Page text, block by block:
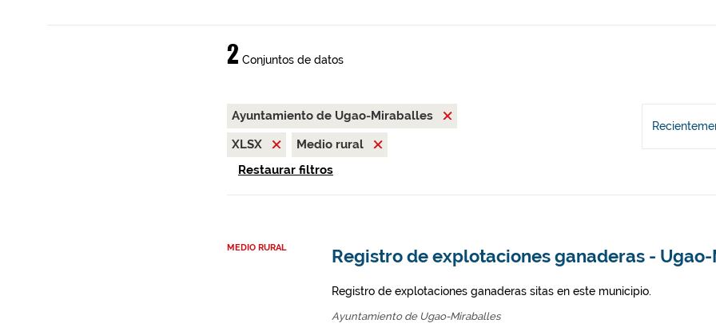
2 Conjuntos de datos
Ayuntamiento de Ugao-Miraballes
XLSX
Medio rural
Restaurar filtros
MEDIO RURAL Registro de explotaciones ganaderas -
Registro de explotaciones ganaderas sitas en este municipio.
Ayuntamiento de Ugao-Miraballes